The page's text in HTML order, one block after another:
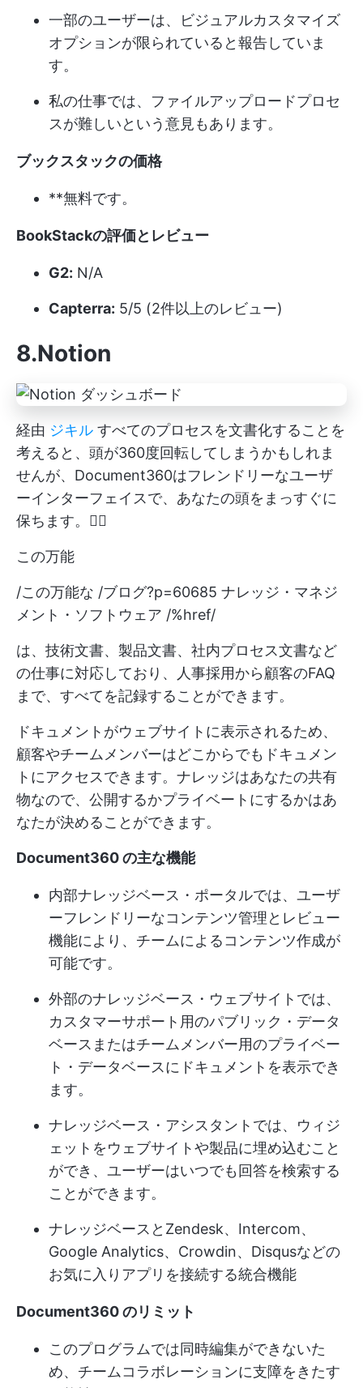
一部のユーザーは、ビジュアルカスタマイズ
オプションが限られていると報告していま
す。
私の仕事では、ファイルアップロードプロセ
スが難しいという意見もあります。
ブックスタックの価格
**無料です。
BookStackの評価とレビュー
G2: N/A
Capterra: 5/5 (2件以上のレビュー)
8.Notion
経由 ジキル すべてのプロセスを文書化することを
考えると、頭が360度回転してしまうかもしれま
せんが、Document360はフレンドリーなユーザ
ーインターフェイスで、あなたの頭をまっすぐに
保ちます。😵‍💫
この万能
/この万能な /ブログ?p=60685 ナレッジ・マネジ
メント・ソフトウェア /%href/
は、技術文書、製品文書、社内プロセス文書など
の仕事に対応しており、人事採用から顧客のFAQ
まで、すべてを記録することができます。
ドキュメントがウェブサイトに表示されるため、
顧客やチームメンバーはどこからでもドキュメン
トにアクセスできます。ナレッジはあなたの共有
物なので、公開するかプライベートにするかはあ
なたが決めることができます。
Document360 の主な機能
内部ナレッジベース・ポータルでは、ユーザ
ーフレンドリーなコンテンツ管理とレビュー
機能により、チームによるコンテンツ作成が
可能です。
外部のナレッジベース・ウェブサイトでは、
カスタマーサポート用のパブリック・データ
ベースまたはチームメンバー用のプライベー
ト・データベースにドキュメントを表示でき
ます。
ナレッジベース・アシスタントでは、ウィジ
ェットをウェブサイトや製品に埋め込むこと
ができ、ユーザーはいつでも回答を検索する
ことができます。
ナレッジベースとZendesk、Intercom、
Google Analytics、Crowdin、Disqusなどの
お気に入りアプリを接続する統合機能
Document360 のリミット
このプログラムでは同時編集ができないた
め、チームコラボレーションに支障をきたす